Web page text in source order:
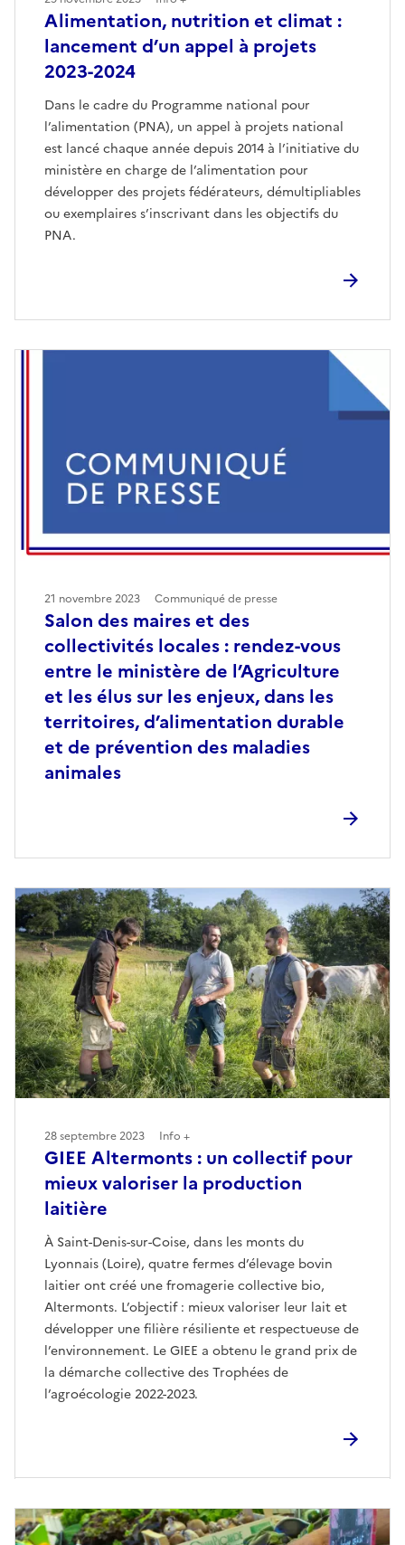
Alimentation, nutrition et climat :
lancement d’un appel à projets
2023-2024
Dans le cadre du Programme national pour
l’alimentation (PNA), un appel à projets national
est lancé chaque année depuis 2014 à l’initiative du
ministère en charge de l’alimentation pour
développer des projets fédérateurs, démultipliables
ou exemplaires s’inscrivant dans les objectifs du
PNA.
Salon des maires et des
collectivités locales : rendez-vous
entre le ministère de l’Agriculture
et les élus sur les enjeux, dans les
territoires, d’alimentation durable
et de prévention des maladies
animales
21 novembre 2023 Communiqué de presse
GIEE Altermonts : un collectif pour
mieux valoriser la production
laitière
À Saint-Denis-sur-Coise, dans les monts du
Lyonnais (Loire), quatre fermes d’élevage bovin
laitier ont créé une fromagerie collective bio,
Altermonts. L’objectif : mieux valoriser leur lait et
développer une filière résiliente et respectueuse de
l’environnement. Le GIEE a obtenu le grand prix de
la démarche collective des Trophées de
l’agroécologie 2022-2023.
28 septembre 2023 Info +